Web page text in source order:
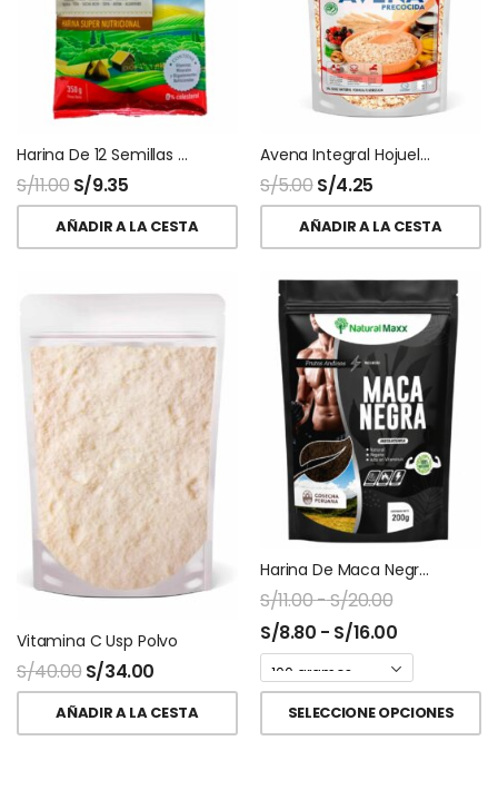
Harina De 12 Semillas 200 Gr Vidax
S/11.00 S/9.35
AÑADIR A LA CESTA
Avena Integral Hojuelas Precocida Vida Integral
S/5.00S/4.25
AÑADIR A LA CESTA
Vitamina C Usp Polvo
S/40.00 S/34.00
AÑADIR A LA CESTA
Harina De Maca Negra Ziplock Naturalmaxx
S/11.00-S/20.00
S/8.80 - S/16.00
SELECCIONE OPCIONES